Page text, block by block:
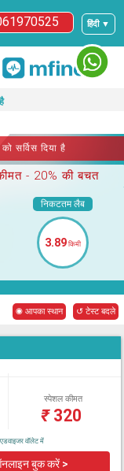
हिंदी ▼
सर्विस दिया है
- 20% की बचत
निकटतम लैब
3.89किमी
◉ आपका स्थान ↺ टेस्ट बदले
स्पेशल कीमत
₹320
वॉलेट में
बुक करें >